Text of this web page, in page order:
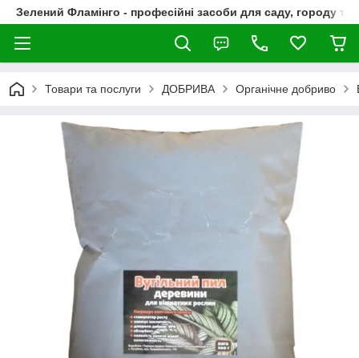
Зелений Фламінго - професійні засоби для саду, городу та
Товари та послуги ДОБРИВА Органічне добриво